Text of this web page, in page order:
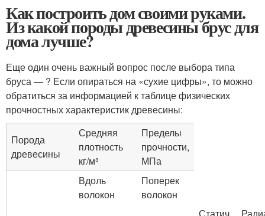
Как построить дом своими руками.
Из какой породы древесины брус для
дома лучше?
Еще один очень важный вопрос после выбора типа
бруса — ? Если опираться на «сухие цифры», то можно
обратиться за информацией к таблице физических
прочностных характеристик древесины:
Порода
древесины
Средняя
плотность
кг/м³
Пределы
прочности,
МПа
Вдоль
волокон
Поперек
волокон